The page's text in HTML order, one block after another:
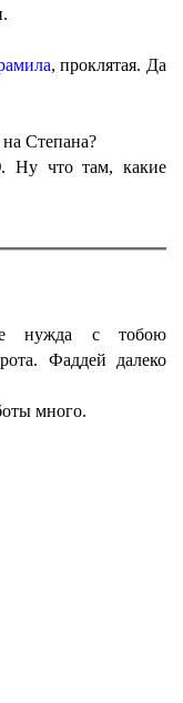
, проклятая. Да
Степана?
. Ну что там, какие
нужда с тобою
Фаддей далеко
много.